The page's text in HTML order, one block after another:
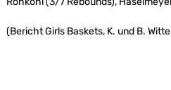
(Bericht Girls Baskets, K. und B.